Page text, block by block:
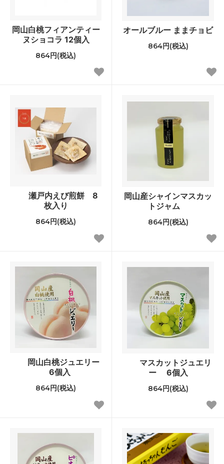
岡山白桃フィアンティー
ヌショコラ 12個入
864円(税込)
オールブルー ままチョビ
864円(税込)
瀬戸内えび煎餅 8
枚入り
864円(税込)
岡山産シャインマスカッ
トジャム
864円(税込)
岡山白桃ジュエリー
6個入
864円(税込)
マスカットジュエリ
ー 6個入
864円(税込)